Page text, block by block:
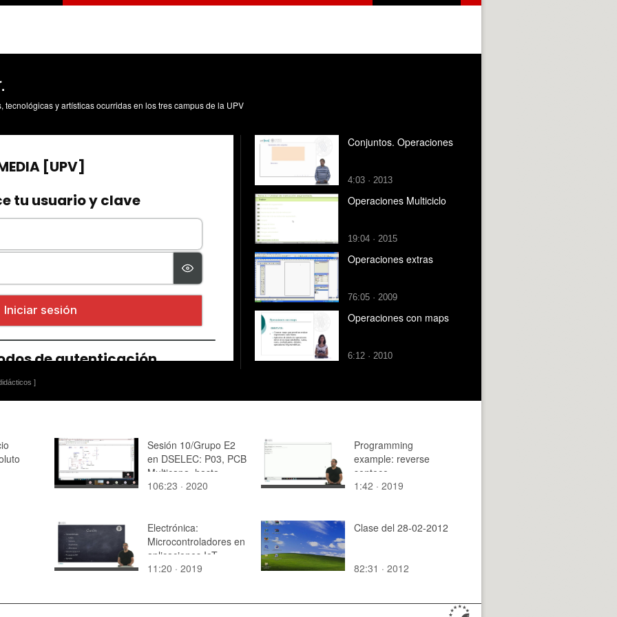
y artísticas ocurridas en los tres campus de la UPV
]
Conjuntos. Operaciones
4:03 · 2013
Operaciones Multiciclo
19:04 · 2015
Operaciones extras
76:05 · 2009
Operaciones con maps
6:12 · 2010
Sesión 10/Grupo E2
en DSELEC: P03, PCB
Multicapa, hasta
Definición Local de
106:23 · 2020
Programming
example: reverse
sentece
1:42 · 2019
Electrónica:
Microcontroladores en
aplicaciones IoT
11:20 · 2019
Clase del 28-02-2012
82:31 · 2012